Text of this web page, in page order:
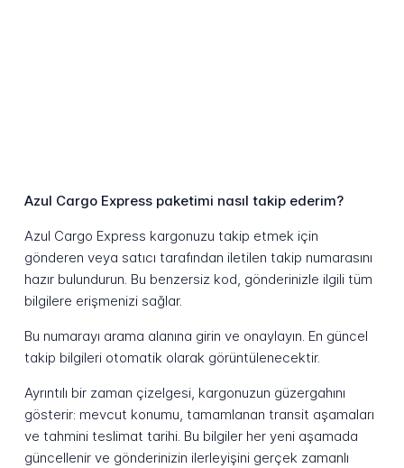
Azul Cargo Express paketimi nasıl takip ederim?
Azul Cargo Express kargonuzu takip etmek için
gönderen veya satıcı tarafından iletilen takip numarasını
hazır bulundurun. Bu benzersiz kod, gönderinizle ilgili tüm
bilgilere erişmenizi sağlar.
Bu numarayı arama alanına girin ve onaylayın. En güncel
takip bilgileri otomatik olarak görüntülenecektir.
Ayrıntılı bir zaman çizelgesi, kargonuzun güzergahını
gösterir: mevcut konumu, tamamlanan transit aşamaları
ve tahmini teslimat tarihi. Bu bilgiler her yeni aşamada
güncellenir ve gönderinizin ilerleyişini gerçek zamanlı